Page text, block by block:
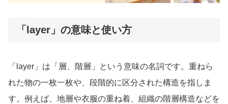
「layer」の意味と使い方
「layer」は「層、階層」という意味の名詞です。重ねら
れた物の一枚一枚や、段階的に区分された構造を指しま
す。例えば、地層や衣服の重ね着、組織の階層構造などを